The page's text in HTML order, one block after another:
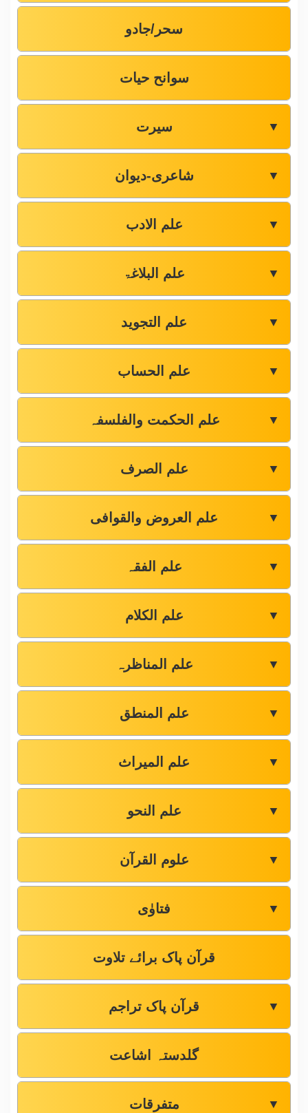
سحر/جادو
سوانح حیات
سیرت ▼
شاعری-دیوان ▼
علم الادب ▼
علم البلاغۃ ▼
علم التجوید ▼
علم الحساب ▼
علم الحکمت والفلسفہ ▼
علم الصرف ▼
علم العروض والقوافی ▼
علم الفقہ ▼
علم الکلام ▼
علم المناظرہ ▼
علم المنطق ▼
علم المیراث ▼
علم النحو ▼
علوم القرآن ▼
فتاوٰی ▼
قرآن پاک برائے تلاوت
قرآن پاک تراجم ▼
گلدستہ اشاعت
متفرقات ▼